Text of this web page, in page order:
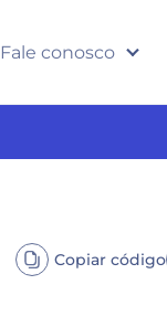
Fale conosco
Copiar código